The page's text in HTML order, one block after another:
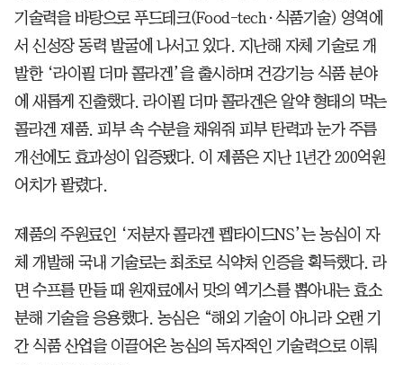
기술력을 바탕으로 푸드테크(Food-tech·식품기술) 영역에
서 신성장 동력 발굴에 나서고 있다. 지난해 자체 기술로 개
발한 ‘라이필 더마 콜라겐’을 출시하며 건강기능 식품 분야
에 새롭게 진출했다. 라이필 더마 콜라겐은 알약 형태의 먹는
콜라겐 제품. 피부 속 수분을 채워줘 피부 탄력과 눈가 주름
개선에도 효과성이 입증됐다. 이 제품은 지난 1년간 200억원
어치가 팔렸다.
제품의 주원료인 ‘저분자 콜라겐 펩타이드NS’는 농심이 자
체 개발해 국내 기술로는 최초로 식약처 인증을 획득했다. 라
면 수프를 만들 때 원재료에서 맛의 엑기스를 뽑아내는 효소
분해 기술을 응용했다. 농심은 “해외 기술이 아니라 오랜 기
간 식품 산업을 이끌어온 농심의 독자적인 기술력으로 이뤄